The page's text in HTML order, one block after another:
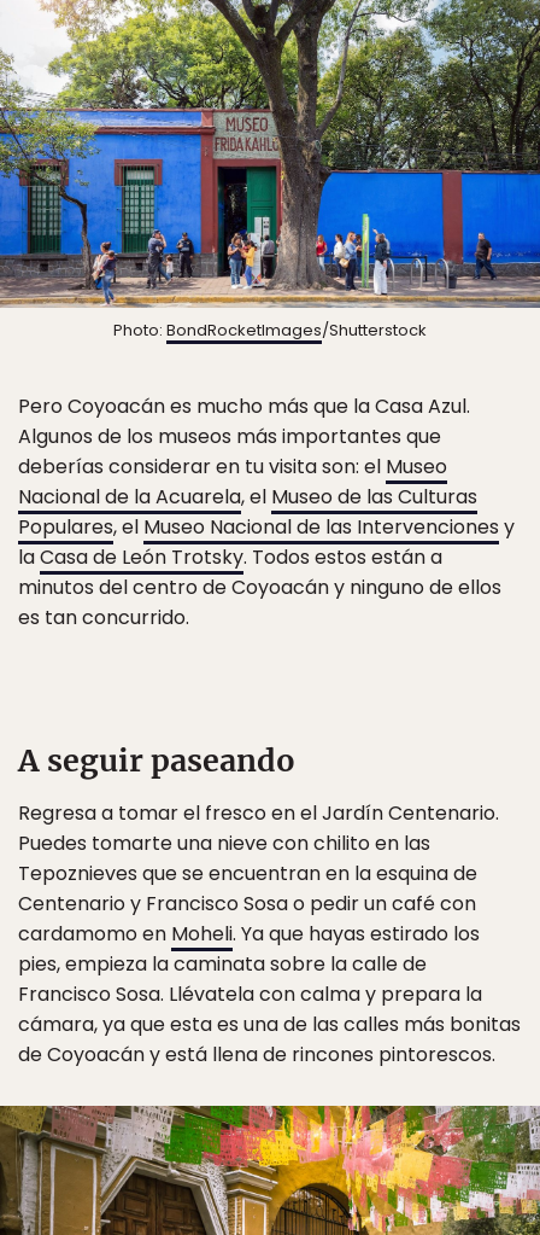
Photo: BondRocketImages/Shutterstock
Pero Coyoacán es mucho más que la Casa Azul.
Algunos de los museos más importantes que
deberías considerar en tu visita son: el Museo
Nacional de la Acuarela, el Museo de las Culturas
Populares, el Museo Nacional de las Intervenciones y
laCasa de León Trotsky. Todos estos están a
minutos del centro de Coyoacán y ninguno de ellos
es tan concurrido.
A seguir paseando
Regresa a tomar el fresco en el Jardín Centenario.
Puedes tomarte una nieve con chilito en las
Tepoznieves que se encuentran en la esquina de
Centenario y Francisco Sosa o pedir un café con
cardamomo en Moheli. Ya que hayas estirado los
pies, empieza la caminata sobre la calle de
Francisco Sosa. Llévatela con calma y prepara la
cámara, ya que esta es una de las calles más bonitas
de Coyoacán y está llena de rincones pintorescos.